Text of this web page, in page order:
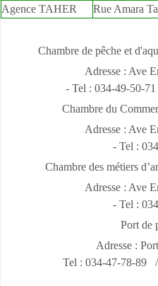
Agence TAHER
Rue Amara
Chambre de pêche et
Adresse : Ave
- Tel : 034-49-50-
Chambre du
Adresse : Ave
- Tel :
Chambre des métiers
Adresse : Ave
- Tel :
Port de
Adresse :
Tel : 034-47-78-89